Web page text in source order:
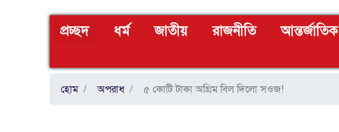
প্রচ্ছদ(CURRENT)
ধর্ম জাতীয় রাজনীতি আন্তর্জাতিক
হোম অপরাধ ৫ কোটি টাকা অগ্রিম বিল দিলো সওজ!